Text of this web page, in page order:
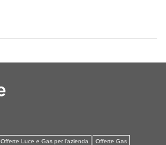
Offerte Luce e Gas per l'azienda Offerte Gas